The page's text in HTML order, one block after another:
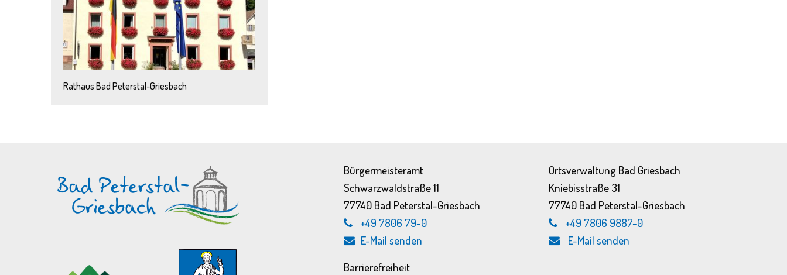
Rathaus Bad Peterstal-Griesbach
Bürgermeisteramt
Schwarzwaldstraße 11
77740 Bad Peterstal-Griesbach
+49 7806 79-0
E-Mail senden
Ortsverwaltung Bad Griesbach
Kniebisstraße 31
77740 Bad Peterstal-Griesbach
+49 7806 9887-0
E-Mail senden
Barrierefreiheit